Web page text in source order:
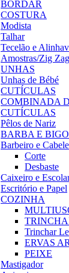
BORDAR
COSTURA
Modista
Talhar
Tecelão e
Amostras/Zig Zag
UNHAS
Unhas de Bébé
CUTÍCULAS
COMBINADA
CUTÍCULAS
Pêlos de Nariz
BARBA E
Barbeiro e
Corte
Desbaste
Caixeiro e
Escritório e Papel
COZINHA
Trinchar
ERVAS
PEIXE
Mastigador